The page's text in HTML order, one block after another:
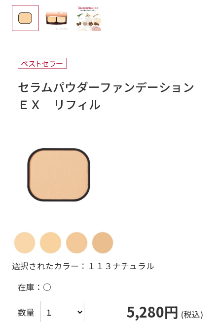
セラムパウダーファンデーション
ＥＸ リフィル
選択されたカラー：１１３ナチュラル
在庫： ○
数量 5,280円